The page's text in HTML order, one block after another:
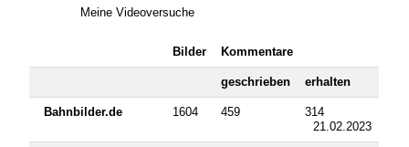
Meine Videoversuche
Bilder Kommentare
geschrieben erhalten
Bahnbilder.de 1604 459
314
21.02.2023